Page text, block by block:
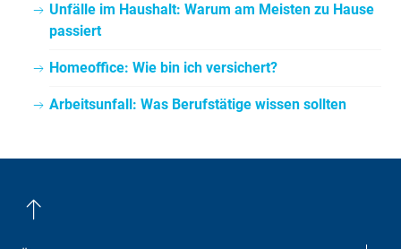
Unfälle im Haushalt: Warum am Meisten zu Hause
passiert
Homeoffice: Wie bin ich versichert?
Arbeitsunfall: Was Berufstätige wissen sollten